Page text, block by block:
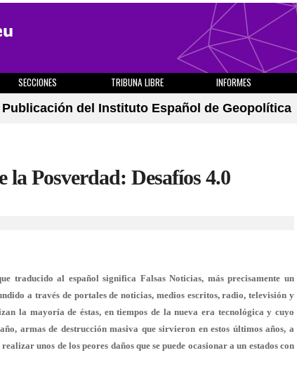
SECCIONES TRIBUNA LIBRE INFORMES
Publicación del Instituto Español de Geopolítica
la Posverdad: Desafíos 4.0
traducido al español significa Falsas Noticias, más precisamente un
a través de portales de noticias, medios escritos, radio, televisión y
la mayoría de éstas, en tiempos de la nueva era tecnológica y cuyo
armas de destrucción masiva que sirvieron en estos últimos años, a
unos de los peores daños que se puede ocasionar a un estados con